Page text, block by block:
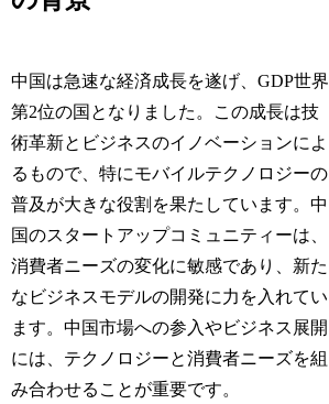
中国は急速な経済成長を遂げ、GDP世界
第2位の国となりました。この成長は技
術革新とビジネスのイノベーションによ
るもので、特にモバイルテクノロジーの
普及が大きな役割を果たしています。中
国のスタートアップコミュニティーは、
消費者ニーズの変化に敏感であり、新た
なビジネスモデルの開発に力を入れてい
ます。中国市場への参入やビジネス展開
には、テクノロジーと消費者ニーズを組
み合わせることが重要です。